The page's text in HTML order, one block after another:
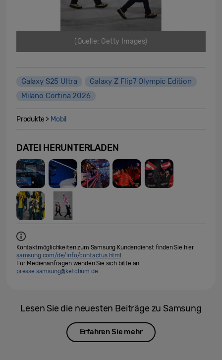
(Quelle: Getty Images)
Galaxy S25 Ultra
Galaxy Z Flip7 Olympic Edition
Milano Cortina 2026
Produkte > Mobil
DATEI HERUNTERLADEN
Kontaktmöglichkeiten zum Samsung Kundendienst finden Sie hier
samsung.com/de/info/contactus.html .
Für Medienanfragen wenden Sie sich bitte an
presse.samsung@ketchum.de.
Lesen Sie die neuesten Beiträge zu Samsung
Erfahren Sie mehr